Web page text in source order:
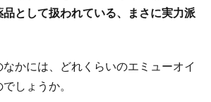
として扱われている、まさに実力派
かには、どれくらいのエミューオイ
しょうか。